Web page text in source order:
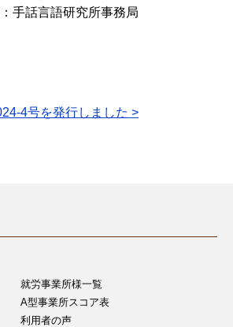
話言語研究所事務局
4号を発行しました >
就労事業所様一覧
A型事業所スコア表
利用者の声